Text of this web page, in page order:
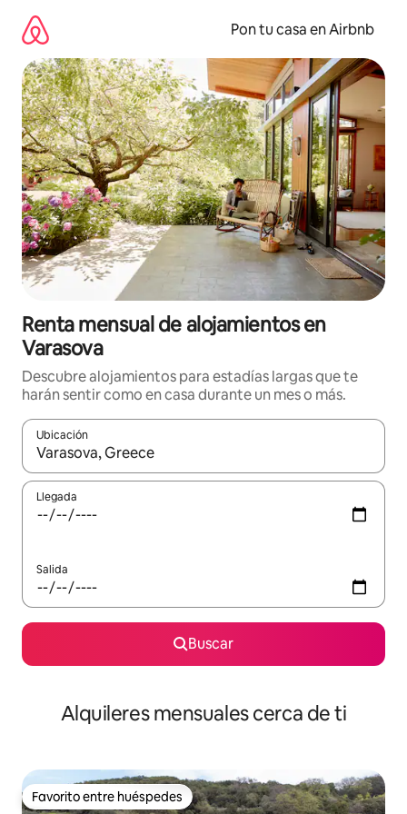
contenido
Pon tu casa en Airbnb
Renta mensual de alojamientos en
Varasova
Descubre alojamientos para estadías largas que te
harán sentir como en casa durante un mes o más.
Ubicación
Cuando los resultados estén disponibles, navega con las
Llegada
Salida
Buscar
Alquileres mensuales cerca de ti
Favorito entre huéspedes
Favorito entre huéspedes